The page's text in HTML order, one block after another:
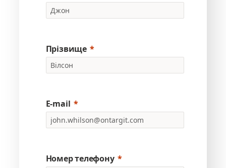
Прізвище
E-mail
Номер телефону